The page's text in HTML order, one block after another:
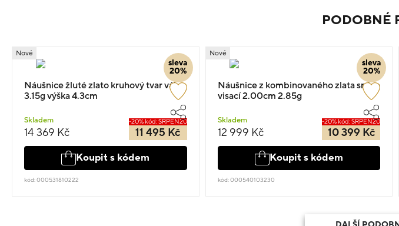
PODOBNÉ
sleva
20%
Nové
Náušnice žluté zlato kruhový tvar váha
3.15g výška 4.3cm
Skladem
14 369 Kč
-20% kód: SRPEN20
11 495 Kč
Koupit s kódem
kód: 000531810222
sleva
20%
Nové
Náušnice z kombinovaného zlata srdce
visací 2.00cm 2.85g
Skladem
12 999 Kč
-20% kód: SRPEN20
10 399 Kč
Koupit s kódem
kód: 000540103230